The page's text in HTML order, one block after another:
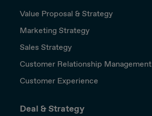
Value Proposal & Strategy
Marketing Strategy
Sales Strategy
Customer Relationship Management
Customer Experience
Deal & Strategy